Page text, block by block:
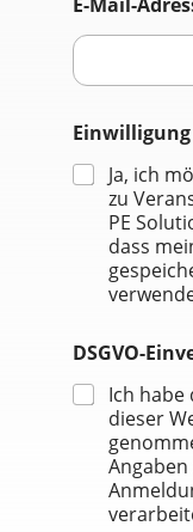
a
m
V
r
a
m
a
t
Ja, ich
zu
PE
dass
DSGVO-
Ich habe
dieser